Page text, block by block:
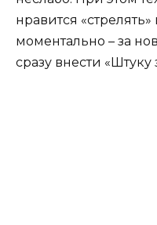
нравится
моментально – за
сразу внести «Штуку